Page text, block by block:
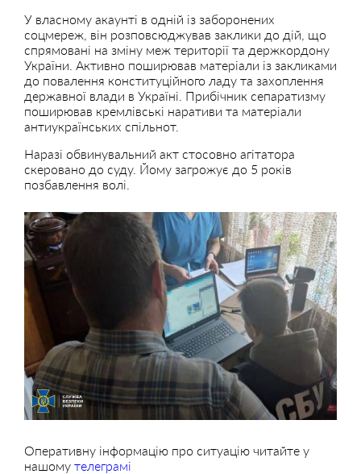
У власному акаунті в одній із заборонених
соцмереж, він розповсюджував заклики до дій, що
спрямовані на зміну меж території та держкордону
України. Активно поширював матеріали із закликами
до повалення конституційного ладу та захоплення
державної влади в Україні. Прибічник сепаратизму
поширював кремлівські наративи та матеріали
антиукраїнських спільнот.
Наразі обвинувальний акт стосовно агітатора
скеровано до суду. Йому загрожує до 5 років
позбавлення волі.
Оперативну інформацію про ситуацію читайте у
нашому телеграмі